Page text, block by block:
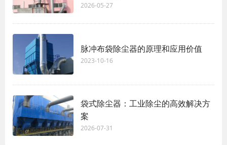
2026-05-27
脉冲布袋除尘器的原理和应用价值
2023-10-16
袋式除尘器：工业除尘的高效解决方
案
2026-07-31